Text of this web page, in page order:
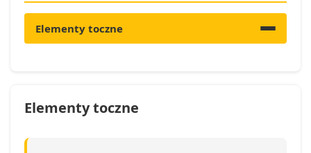
Elementy toczne
Elementy toczne